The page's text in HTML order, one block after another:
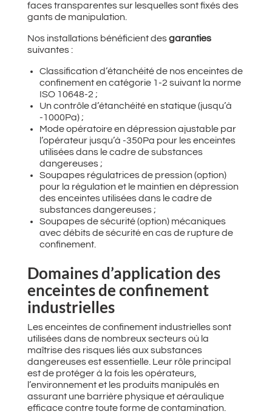
faces transparentes sur lesquelles sont fixés des
gants de manipulation.
Nos installations bénéficient desgaranties
suivantes :
Classification d’étanchéité de nos enceintes de
confinement en catégorie 1-2 suivant la norme
ISO 10648-2 ;
Un contrôle d’étanchéité en statique (jusqu’à
-1000Pa) ;
Mode opératoire en dépression ajustable par
l’opérateur jusqu’à -350Pa pour les enceintes
utilisées dans le cadre de substances
dangereuses ;
Soupapes régulatrices de pression (option)
pour la régulation et le maintien en dépression
des enceintes utilisées dans le cadre de
substances dangereuses ;
Soupapes de sécurité (option) mécaniques
avec débits de sécurité en cas de rupture de
confinement.
Domaines d’application des
enceintes de confinement
industrielles
Les enceintes de confinement industrielles sont
utilisées dans de nombreux secteurs où la
maîtrise des risques liés aux substances
dangereuses est essentielle. Leur rôle principal
est de protéger à la fois les opérateurs,
l’environnement et les produits manipulés en
assurant une barrière physique et aéraulique
efficace contre toute forme de contamination.